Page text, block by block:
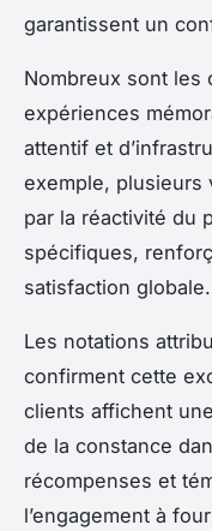
garantissent un
Nombreux sont les
expériences
attentif et
exemple, plusieurs
par la réactivité du
spécifiques,
satisfaction globale.
Les notations
confirment cette
clients affichent
de la constance
récompenses et
l’engagement à